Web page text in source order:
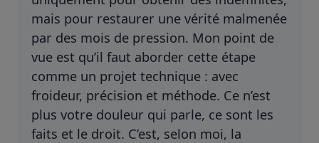
mais pour restaurer une vérité malmenée
par des mois de pression. Mon point de
vue est qu’il faut aborder cette étape
comme un projet technique : avec
froideur, précision et méthode. Ce n’est
plus votre douleur qui parle, ce sont les
faits et le droit. C’est, selon moi, la